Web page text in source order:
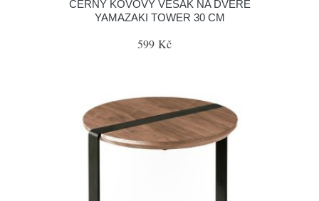
ČERNÝ KOVOVÝ VĚŠÁK NA DVEŘE
YAMAZAKI TOWER 30 CM
599 Kč